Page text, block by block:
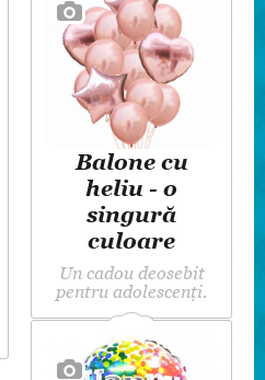
Balone cu
heliu - o
singură
culoare
Un cadou deosebit
pentru adolescenți.